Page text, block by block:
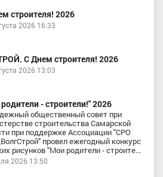
строителя! 2026
2026 16:33
С Днем строителя! 2026
2026 13:03
- строители!" 2026
общественный совет при
строительства Самарской
при поддержке Ассоциации "СРО
провел ежегодный конкурс
рисунков "Мои родители - строите...
2026 13:50